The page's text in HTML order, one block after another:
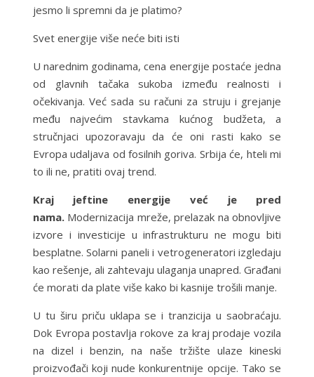
jesmo li spremni da je platimo?
Svet energije više neće biti isti
U narednim godinama, cena energije postaće jedna
od glavnih tačaka sukoba između realnosti i
očekivanja. Već sada su računi za struju i grejanje
među najvećim stavkama kućnog budžeta, a
stručnjaci upozoravaju da će oni rasti kako se
Evropa udaljava od fosilnih goriva. Srbija će, hteli mi
to ili ne, pratiti ovaj trend.
Kraj jeftine energije već je pred
nama.Modernizacija mreže, prelazak na obnovljive
izvore i investicije u infrastrukturu ne mogu biti
besplatne. Solarni paneli i vetrogeneratori izgledaju
kao rešenje, ali zahtevaju ulaganja unapred. Građani
će morati da plate više kako bi kasnije trošili manje.
U tu širu priču uklapa se i tranzicija u saobraćaju.
Dok Evropa postavlja rokove za kraj prodaje vozila
na dizel i benzin, na naše tržište ulaze kineski
proizvođači koji nude konkurentnije opcije. Tako se